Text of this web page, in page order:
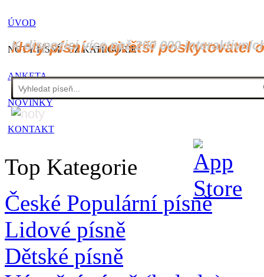
ÚVOD
NOTY PÍSNÍ - CZ KATEGORIE
ANKETA
NOVINKY
KONTAKT
Noty písní - největší poskytovatel
K dispozici více než 200 000
Top Kategorie
České Populární písně
Lidové písně
Dětské písně